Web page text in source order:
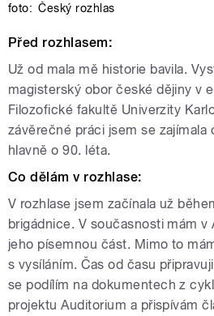
foto: Český rozhlas
Před rozhlasem:
Už od mala mě historie bavila.
magisterský obor české dějiny v
Filozofické fakultě Univerzity
závěrečné práci jsem se zajímala
hlavně o 90. léta.
Co dělám v rozhlase:
V rozhlase jsem začínala už
brigádnice. V současnosti mám v
jeho písemnou část. Mimo to
s vysíláním. Čas od času
se podílím na dokumentech z
projektu Auditorium a přispívám